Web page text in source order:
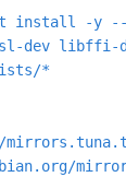
install -y
dev
*